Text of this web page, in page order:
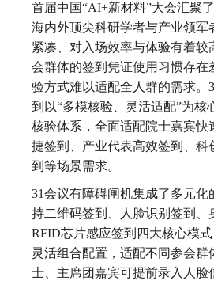
首届中国“AI+新材料”大会汇聚
海内外顶尖科研学者与产业领军
紧凑、对入场效率与体验有着较
会群体的签到凭证使用习惯存在
验方式难以适配全人群的需求。
到以“多模核验、灵活适配”为核
核验体系，全面适配院士嘉宾快
捷签到、产业代表高效签到、科
到等场景需求。
31会议有障碍闸机集成了多元化
持二维码签到、人脸识别签到、
RFID芯片感应签到四大核心模
灵活组合配置，适配不同参会群
士、主席团嘉宾可提前录入人脸